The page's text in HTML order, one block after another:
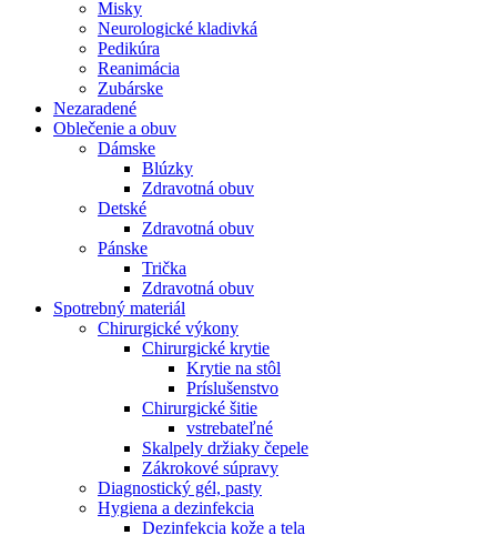
Misky
Neurologické kladivká
Pedikúra
Reanimácia
Zubárske
Nezaradené
Oblečenie a obuv
Dámske
Blúzky
Zdravotná obuv
Detské
Zdravotná obuv
Pánske
Trička
Zdravotná obuv
Spotrebný materiál
Chirurgické výkony
Chirurgické krytie
Krytie na stôl
Príslušenstvo
Chirurgické šitie
vstrebateľné
Skalpely držiaky čepele
Zákrokové súpravy
Diagnostický gél, pasty
Hygiena a dezinfekcia
Dezinfekcia kože a tela